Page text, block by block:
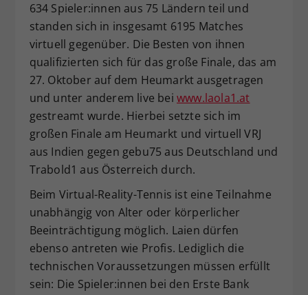
634 Spieler:innen aus 75 Ländern teil und
standen sich in insgesamt 6195 Matches
virtuell gegenüber. Die Besten von ihnen
qualifizierten sich für das große Finale, das am
27. Oktober auf dem Heumarkt ausgetragen
und unter anderem live bei www.laola1.at
gestreamt wurde. Hierbei setzte sich im
großen Finale am Heumarkt und virtuell VRJ
aus Indien gegen gebu75 aus Deutschland und
Trabold1 aus Österreich durch.
Beim Virtual-Reality-Tennis ist eine Teilnahme
unabhängig von Alter oder körperlicher
Beeinträchtigung möglich. Laien dürfen
ebenso antreten wie Profis. Lediglich die
technischen Voraussetzungen müssen erfüllt
sein: Die Spieler:innen bei den Erste Bank